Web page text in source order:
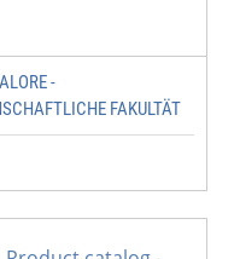
-
FAKULTÄT